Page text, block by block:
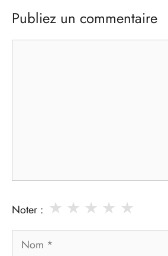
Publiez un commentaire
Noter : ★
★
★
★
★
Nom